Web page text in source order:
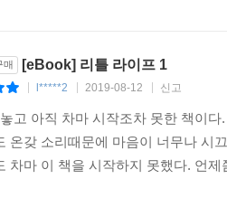
매 [eBook] 리틀 라이프 1
l*****2 2019-08-12 신고
고 아직 차마 시작조차 못한 책이
온갖 소리때문에 마음이 너무나 시
차마 이 책을 시작하지 못했다. 언